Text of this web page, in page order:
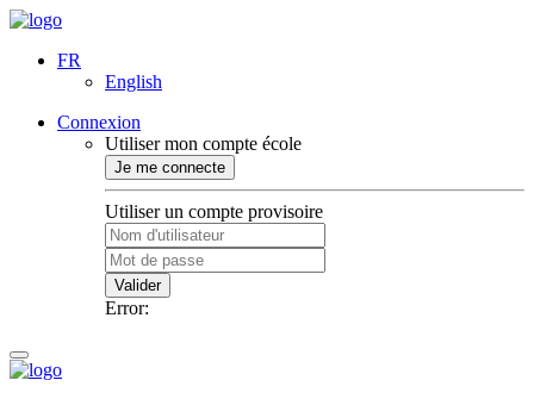
FR
English
Connexion
Utiliser mon compte école
Je me connecte
Utiliser un compte provisoire
Valider
Error: